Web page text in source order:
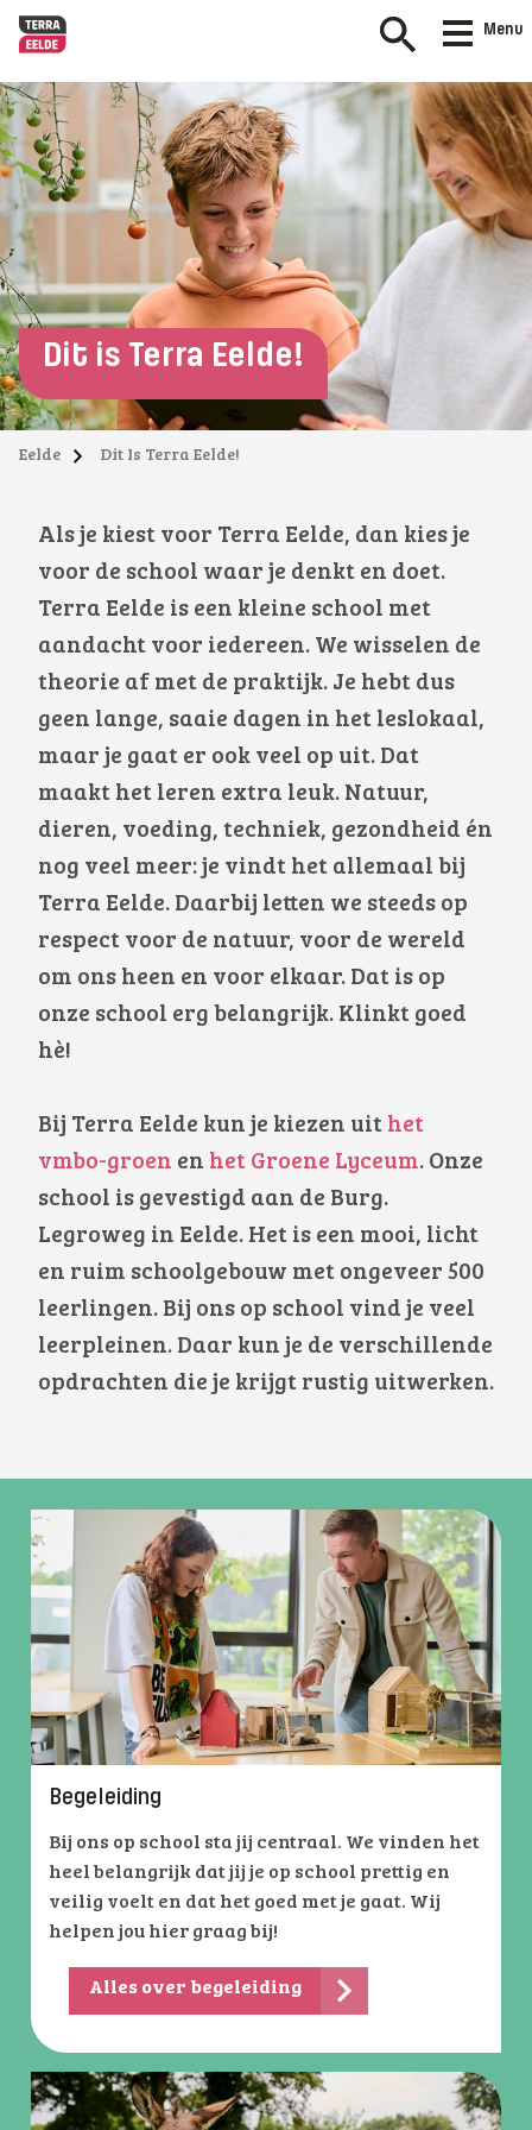
Menu
Dit is Terra Eelde!
Eelde Dit Is Terra Eelde!
Als je kiest voor Terra Eelde, dan kies je
voor de school waar je denkt en doet.
Terra Eelde is een kleine school met
aandacht voor iedereen. We wisselen de
theorie af met de praktijk. Je hebt dus
geen lange, saaie dagen in het leslokaal,
maar je gaat er ook veel op uit. Dat
maakt het leren extra leuk. Natuur,
dieren, voeding, techniek, gezondheid én
nog veel meer: je vindt het allemaal bij
Terra Eelde. Daarbij letten we steeds op
respect voor de natuur, voor de wereld
om ons heen en voor elkaar. Dat is op
onze school erg belangrijk. Klinkt goed
hè!
Bij Terra Eelde kun je kiezen uit het
vmbo-groen en het Groene Lyceum. Onze
school is gevestigd aan de Burg.
Legroweg in Eelde. Het is een mooi, licht
en ruim schoolgebouw met ongeveer 500
leerlingen. Bij ons op school vind je veel
leerpleinen. Daar kun je de verschillende
opdrachten die je krijgt rustig uitwerken.
Begeleiding
Bij ons op school sta jij centraal. We vinden het
heel belangrijk dat jij je op school prettig en
veilig voelt en dat het goed met je gaat. Wij
helpen jou hier graag bij!
Alles over begeleiding